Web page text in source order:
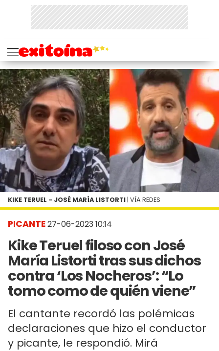
PICANTE27-06-2023 10:14
Kike Teruel filoso con José
María Listorti tras sus dichos
contra ‘Los Nocheros’: “Lo
tomo como de quién viene”
El cantante recordó las polémicas
declaraciones que hizo el conductor
y picante, le respondió. Mirá
KIKE TERUEL - JOSÉ MARÍA LISTORTI | VÍA REDES